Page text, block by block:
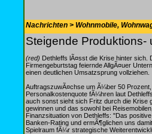
Nachrichten > Wohnmobile,
Steigende Produktions-
(red) Dethleffs lÃ¤sst die Krise hinter sich.
Firmengeburtstag feiernde AllgÃ¤uer
einen deutlichen Umsatzsprung vollziehen.
AuftragszuwÃ¤chse um Ã¼ber 50
Personalkostenquote fÃ¼hren laut
auch sonst sieht sich Fritz durch die Krise
gewinnen und das sowohl bei
Finanzsituation von Dethleffs: "Das
Banken-Rating und ermÃ¶glichen uns
Spielraum fÃ¼r strategische